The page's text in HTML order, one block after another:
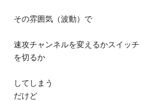
その雰囲気（波動）で
速攻チャンネルを変えるかスイッチ
を切るか
してしまう
だけど